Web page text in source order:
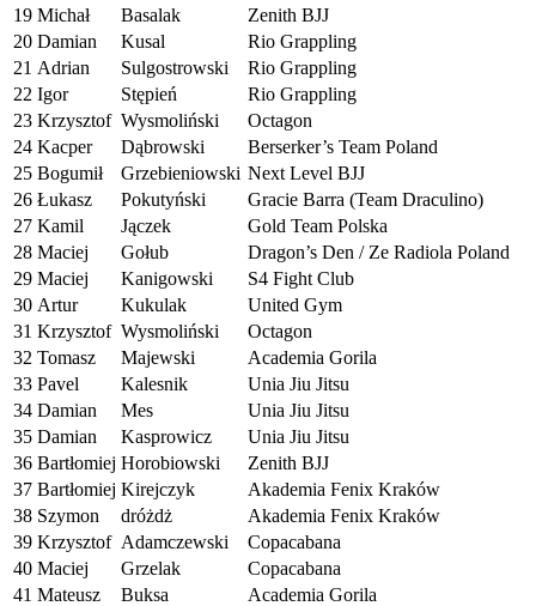
19 Michał Basalak
Zenith BJJ
20 Damian Kusal
Rio Grappling
21 Adrian Sulgostrowski
Rio Grappling
22 Igor Stępień
Rio Grappling
23 Krzysztof Wysmoliński
Octagon
24 Kacper Dąbrowski
Berserker’s Team Poland
25 Bogumił Grzebieniowski Next Level BJJ
26 Łukasz Pokutyński
Gracie Barra (Team Draculino)
27 Kamil Jączek
Gold Team Polska
28 Maciej Gołub
Dragon’s Den / Ze Radiola Poland
29 Maciej Kanigowski
S4 Fight Club
30 Artur Kukulak
United Gym
31 Krzysztof Wysmoliński
Octagon
32 Tomasz Majewski
Academia Gorila
33 Pavel Kalesnik
Unia Jiu Jitsu
34 Damian Mes
Unia Jiu Jitsu
35 Damian Kasprowicz
Unia Jiu Jitsu
36 Bartłomiej Horobiowski
Zenith BJJ
37 Bartłomiej Kirejczyk
Akademia Fenix Kraków
38 Szymon dróżdż
Akademia Fenix Kraków
39 Krzysztof Adamczewski
Copacabana
40 Maciej Grzelak
Copacabana
41 Mateusz Buksa
Academia Gorila